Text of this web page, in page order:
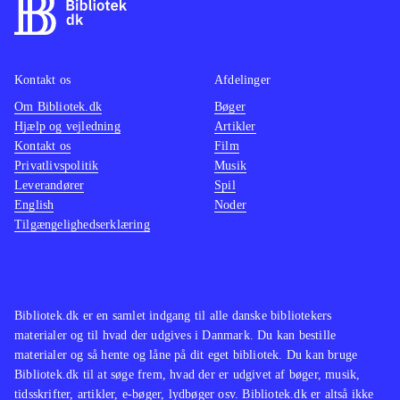
anlagt og kan huske Turtles-spillene
til NES for over 20 år siden, så er her
Sværhedsgraden betyder at
målgruppen er fra 10 år - yngre kan
få besvær ved at gennemføre
banerne. PEGI er 12 på grund af let
voldeligt indhold
Der findes flere TMNT-spil, som
man kan låne på biblioteket bl.a.
stillistisk set den mest klassiske.
Bibliotek.dk er en samlet indgang til alle danske bibliotekers
materialer og til hvad der udgives i Danmark. Du kan bestille
materialer og så hente og låne på dit eget bibliotek. Du kan bruge
Bibliotek.dk til at søge frem, hvad der er udgivet af bøger, musik,
tidsskrifter, artikler, e-bøger, lydbøger osv. Bibliotek.dk er altså ikke
Kontakt os
Om Bibliotek.dk
Hjælp og vejledning
Kontakt os
Privatlivspolitik
Leverandører
English
Tilgængelighedserklæring
Afdelinger
Bøger
Artikler
Film
Musik
Spil
Noder